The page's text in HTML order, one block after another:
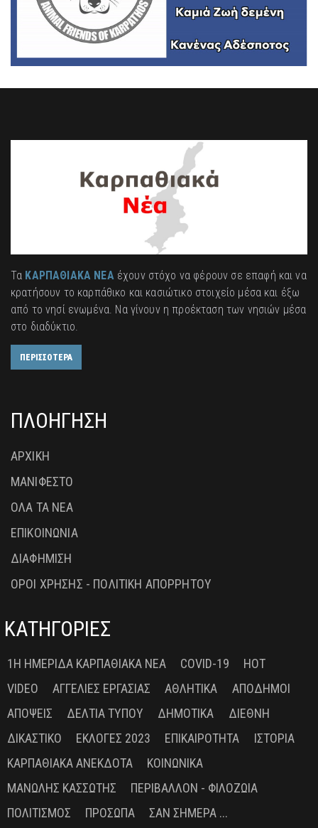
Τα ΚΑΡΠΑΘΙΑΚΑ ΝΕΑέχουν στόχο να φέρουν σε επαφή και να
κρατήσουν το καρπάθικο και κασιώτικο στοιχείο μέσα και έξω
από το νησί ενωμένα. Να γίνουν η προέκταση των νησιών μέσα
στο διαδύκτιο.
ΠΕΡΙΣΣΟΤΕΡΑ
ΠΛΟΗΓΗΣΗ
ΑΡΧΙΚΗ
ΜΑΝΙΦΕΣΤΟ
ΟΛΑ ΤΑ ΝΕΑ
ΕΠΙΚΟΙΝΩΝΙΑ
ΔΙΑΦΗΜΙΣΗ
ΟΡΟΙ ΧΡΗΣΗΣ - ΠΟΛΙΤΙΚΗ ΑΠΟΡΡΗΤΟΥ
ΚΑΤΗΓΟΡΙΕΣ
1Η ΗΜΕΡΊΔΑ ΚΑΡΠΑΘΙΑΚΆ ΝΈΑ COVID-19
HOT
VIDEO
ΑΓΓΕΛΊΕΣ ΕΡΓΑΣΊΑΣ ΑΘΛΗΤΙΚΆ
ΑΠΌΔΗΜΟΙ
ΑΠΌΨΕΙΣ
ΔΕΛΤΊΑ ΤΎΠΟΥ ΔΗΜΟΤΙΚΆ
ΔΙΕΘΝΉ
ΔΙΚΑΣΤΙΚΌ
ΕΚΛΟΓΈΣ 2023 ΕΠΙΚΑΙΡΌΤΗΤΑ
ΙΣΤΟΡΊΑ
ΚΑΡΠΑΘΙΑΚΆ ΑΝΈΚΔΟΤΑ
ΚΟΙΝΩΝΙΚΆ
ΜΑΝΏΛΗΣ ΚΑΣΣΏΤΗΣ
ΠΕΡΙΒΆΛΛΟΝ - ΦΙΛΟΖΩΊΑ
ΠΟΛΙΤΙΣΜΌΣ
ΠΡΌΣΩΠΑ ΣΑΝ ΣΉΜΕΡΑ ...